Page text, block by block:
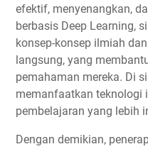
efektif, menyenangkan,
berbasis Deep Learning,
konsep-konsep ilmiah
langsung, yang
pemahaman mereka. Di
memanfaatkan teknologi
pembelajaran yang lebih
Dengan demikian,